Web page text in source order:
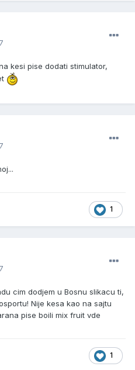
kesi pise dodati stimulator,
1
cim dodjem u Bosnu slikacu ti,
Nije kesa kao na sajtu
pise boili mix fruit vde
1